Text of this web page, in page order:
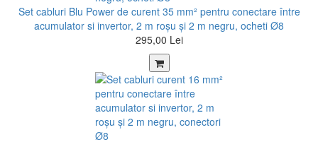
Set cabluri Blu Power de curent 35 mm² pentru conectare între
acumulator si invertor, 2 m roșu şi 2 m negru, ocheti Ø8
295,00 Lei